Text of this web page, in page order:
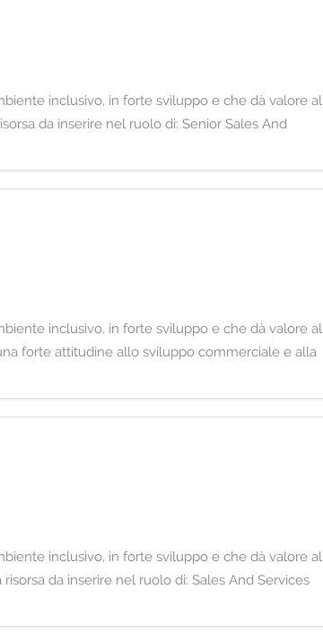
inclusivo, in forte sviluppo e che dà valore al
da inserire nel ruolo di: Senior Sales And
inclusivo, in forte sviluppo e che dà valore al
forte attitudine allo sviluppo commerciale e alla
inclusivo, in forte sviluppo e che dà valore al
da inserire nel ruolo di: Sales And Services